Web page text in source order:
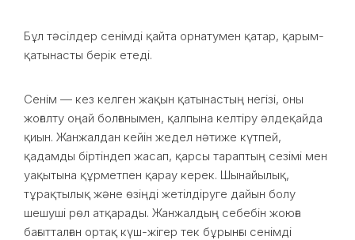
Бұл тәсілдер сенімді қайта орнатумен қатар, қарым-
қатынасты берік етеді.
Сенім — кез келген жақын қатынастың негізі, оны
жоғалту оңай болғанымен, қалпына келтіру әлдеқайда
қиын. Жанжалдан кейін жедел нәтиже күтпей,
қадамды біртіндеп жасап, қарсы тараптың сезімі мен
уақытына құрметпен қарау керек. Шынайылық,
тұрақтылық және өзіңді жетілдіруге дайын болу
шешуші рөл атқарады. Жанжалдың себебін жоюға
бағытталған ортақ күш-жігер тек бұрынғы сенімді